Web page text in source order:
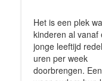
Het is een plek
kinderen al vanaf
jonge leeftijd
uren per week
doorbrengen.